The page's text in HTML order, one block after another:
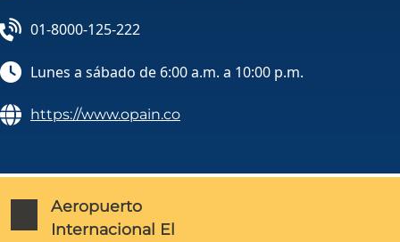
01-8000-125-222
Lunes a sábado de 6:00 a.m. a 10:00 p.m.
https://www.opain.co
Aeropuerto
Internacional El